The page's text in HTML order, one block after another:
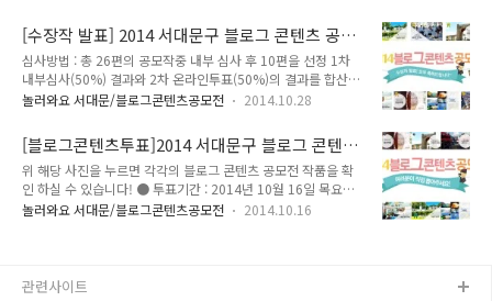
울의 여러 모습과 불꽃축제를 바라보는 멋진 전경을 통하여 서대
문안산이 얼마나 멋진 곳인지 소개하고 있..
로써 서대문구의 자랑거리를 구민과 함께 널리 홍보하고자 개최
했던 2014 서대문구 블로그 콘텐츠 공모전 시상식이 10월 31
일에 열렸습니다. 수상자분들 모두모두 축하드립니다!!! - 일 시 :
2014년 10월 31일 금요일 오후 3시 - 장 소 : 서대문구청 부구
청장실 - 수상자 최우수작품 · 유현준 "[서대문 정보] 서대문에
어서 다양한 명소를 만나는 서대문구속으로" · 김승화 "서대문
가..
[수장작 발표] 2014 서대문구 블로그 콘텐츠 공모
전 수상작 발표
심사방법 : 총 26편의 공모작중 내부 심사 후 10편을 선정 1차
내부심사(50%) 결과와 2차 온라인투표(50%)의 결과를 합산함
- 그림을 클릭하시면 해당 콘텐츠를 확인하실 수 있습니다.
놀러와요 서대문/블로그콘텐츠공모전 2014.10.28
[블로그콘텐츠투표]2014 서대문구 블로그 콘텐츠
공모전 여러분이 직접 뽑아주세요!
위 해당 사진을 누르면 각각의 블로그 콘텐츠 공모전 작품을 확
인 하실 수 있습니다! ● 투표기간 : 2014년 10월 16일 목요일
부터 10월 24일 금요일까지 총 10편의 공모전 작품 중 두 개의
leading questionnaire tool.
놀러와요 서대문/블로그콘텐츠공모전 2014.10.16
관련사이트